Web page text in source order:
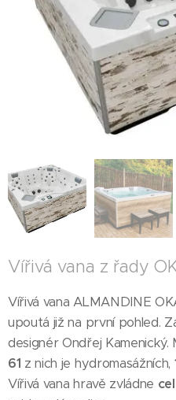
Vířivá vana z řady
Vířivá vana ALMANDINE
upoutá již na první pohled.
designér Ondřej Kamenický.
61 z nich je hydromasážních,
Vířivá vana hravě zvládne